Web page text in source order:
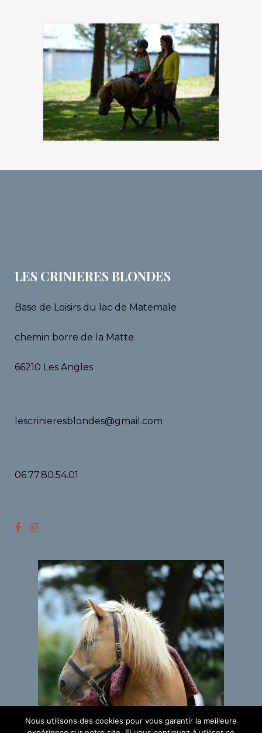
LES CRINIERES BLONDES
Base de Loisirs du lac de Matemale
chemin borre de la Matte
66210 Les Angles
lescrinieresblondes@gmail.com
06.77.80.54.01
Nous utilisons des cookies pour vous garantir la meilleure